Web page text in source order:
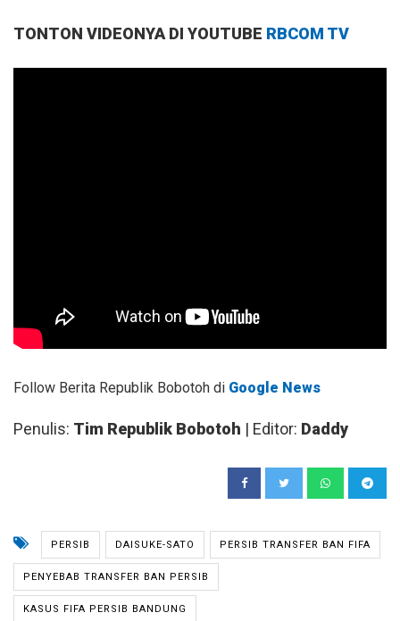
TONTON VIDEONYA DI YOUTUBE RBCOM TV
Follow Berita Republik Bobotoh di Google News
Penulis: Tim Republik Bobotoh | Editor: Daddy
PERSIB DAISUKE-SATO PERSIB TRANSFER BAN FIFA
PENYEBAB TRANSFER BAN PERSIB
KASUS FIFA PERSIB BANDUNG